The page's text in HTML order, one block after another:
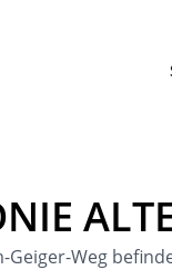
Geiger-Weg